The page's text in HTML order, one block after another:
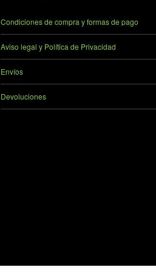
Condiciones de compra y formas de pago
Aviso legal y Política de Privacidad
Envíos
Devoluciones